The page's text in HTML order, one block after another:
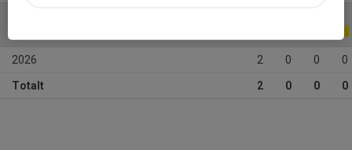
2026 2 0 0 0
Totalt 2 0 0 0